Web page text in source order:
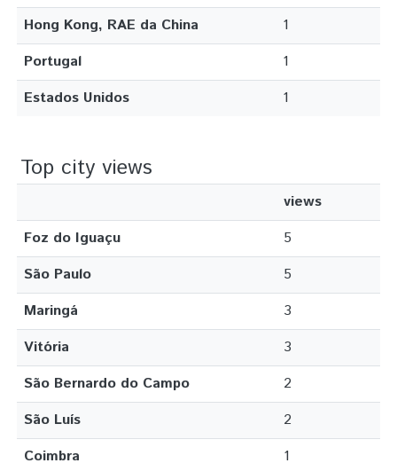
Hong Kong, RAE da China
1
Portugal
1
Estados Unidos
1
Top city views
views
Foz do Iguaçu
5
São Paulo
5
Maringá
3
Vitória
3
São Bernardo do Campo
2
São Luís
2
Coimbra
1